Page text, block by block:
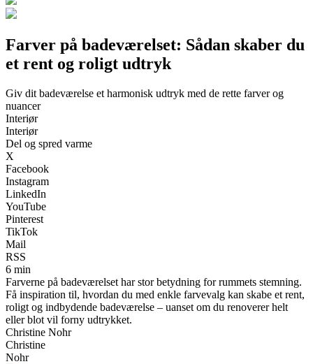
Farver på badeværelset: Sådan skaber du
et rent og roligt udtryk
Giv dit badeværelse et harmonisk udtryk med de rette farver og
nuancer
Interiør
Interiør
Del og spred varme
X
Facebook
Instagram
LinkedIn
YouTube
Pinterest
TikTok
Mail
RSS
6 min
Farverne på badeværelset har stor betydning for rummets stemning.
Få inspiration til, hvordan du med enkle farvevalg kan skabe et rent,
roligt og indbydende badeværelse – uanset om du renoverer helt
eller blot vil forny udtrykket.
Christine Nohr
Christine
Nohr